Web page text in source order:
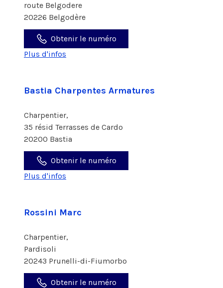
route Belgodere
20226 Belgodère
Obtenir le numéro
Plus d'infos
Bastia Charpentes Armatures
Charpentier,
35 résid Terrasses de Cardo
20200 Bastia
Obtenir le numéro
Plus d'infos
Rossini Marc
Charpentier,
Pardisoli
20243 Prunelli-di-Fiumorbo
Obtenir le numéro